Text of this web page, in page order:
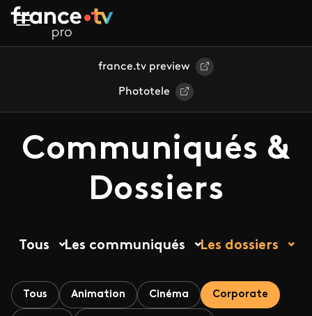
Aller au contenu principal
france.tv preview
Phototele
Communiqués &
Dossiers
Tous Les communiqués Les dossiers
Tous Animation Cinéma Corporate